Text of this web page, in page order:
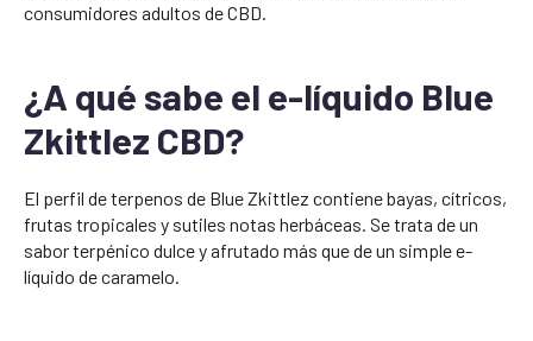
consumidores adultos de CBD.
¿A qué sabe el e-líquido Blue
Zkittlez CBD?
El perfil de terpenos de Blue Zkittlez contiene bayas, cítricos,
frutas tropicales y sutiles notas herbáceas. Se trata de un
sabor terpénico dulce y afrutado más que de un simple e-
líquido de caramelo.